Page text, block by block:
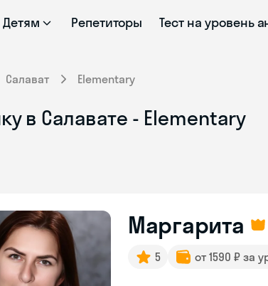
Детям Репетиторы Тест на уровень
Салават Elementary
в Салавате - Elementary
Маргарита
5 от 1590 ₽ за